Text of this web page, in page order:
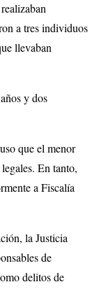
a tres individuos
llevaban
y dos
que el menor
En tanto,
a Fiscalía
la Justicia
de
delitos de